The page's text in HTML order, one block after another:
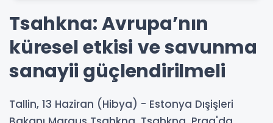
Tsahkna: Avrupa’nın
küresel etkisi ve savunma
sanayii güçlendirilmeli
Tallin, 13 Haziran (Hibya) - Estonya Dışişleri